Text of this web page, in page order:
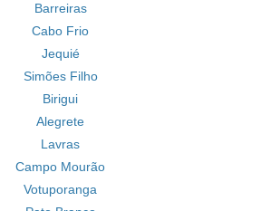
Barreiras
Cabo Frio
Jequié
Simões Filho
Birigui
Alegrete
Lavras
Campo Mourão
Votuporanga